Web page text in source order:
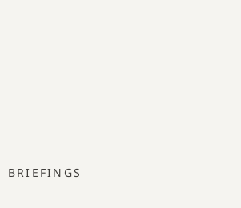
BRIEFINGS